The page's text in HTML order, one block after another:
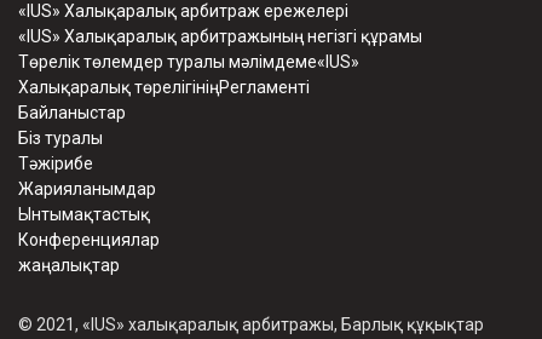
«IUS» Халықаралық арбитраж ережелері
«IUS» Халықаралық арбитражының негізгі құрамы
Төрелік төлемдер туралы мәлімдеме«IUS»
Халықаралық төрелігініңРегламенті
Байланыстар
Біз туралы
Тәжірибе
Жарияланымдар
Ынтымақтастық
Конференциялар
жаңалықтар
© 2021, «IUS» халықаралық арбитражы, Барлық құқықтар